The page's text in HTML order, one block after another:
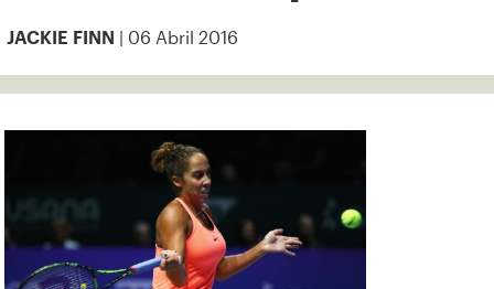
JACKIE FINN | 06 Abril 2016